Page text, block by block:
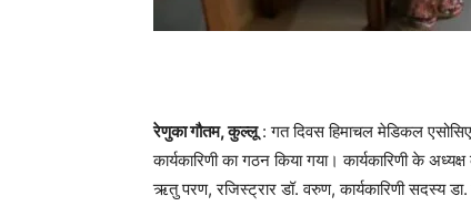
रेणुका गौतम, कुल्लू: गत दिवस हिमाचल मेडिकल
कार्यकारिणी का गठन किया गया। कार्यकारिणी के
ऋतु परण, रजिस्ट्रार डॉ. वरुण, कार्यकारिणी सदस्य